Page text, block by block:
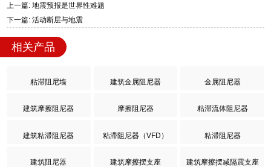
上一篇: 地震预报是世界性难题
下一篇: 活动断层与地震
相关产品
粘滞阻尼墙 建筑金属阻尼器 金属阻尼器
建筑摩擦阻尼器 摩擦阻尼器 粘滞流体阻尼器
建筑粘滞阻尼器 粘滞阻尼器（VFD） 粘滞阻尼器
建筑阻尼器 建筑摩擦摆支座 建筑摩擦摆减隔震支座